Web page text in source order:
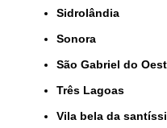
Sidrolândia
Sonora
São Gabriel do
Três Lagoas
Vila bela da